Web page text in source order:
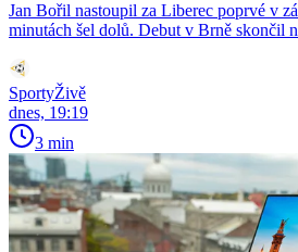
Jan Bořil nastoupil za Liberec poprvé v
minutách šel dolů. Debut v Brně skončil
SportyŽivě
dnes, 19:19
3 min